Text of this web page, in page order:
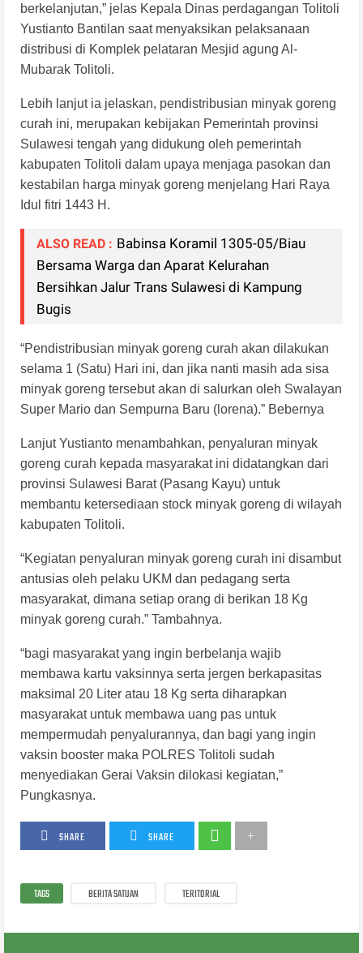
berkelanjutan,” jelas Kepala Dinas perdagangan Tolitoli
Yustianto Bantilan saat menyaksikan pelaksanaan
distribusi di Komplek pelataran Mesjid agung Al-
Mubarak Tolitoli.
Lebih lanjut ia jelaskan, pendistribusian minyak goreng
curah ini, merupakan kebijakan Pemerintah provinsi
Sulawesi tengah yang didukung oleh pemerintah
kabupaten Tolitoli dalam upaya menjaga pasokan dan
kestabilan harga minyak goreng menjelang Hari Raya
Idul fitri 1443 H.
ALSO READ : Babinsa Koramil 1305-05/Biau
Bersama Warga dan Aparat Kelurahan
Bersihkan Jalur Trans Sulawesi di Kampung
Bugis
“Pendistribusian minyak goreng curah akan dilakukan
selama 1 (Satu) Hari ini, dan jika nanti masih ada sisa
minyak goreng tersebut akan di salurkan oleh Swalayan
Super Mario dan Sempurna Baru (lorena).” Bebernya
Lanjut Yustianto menambahkan, penyaluran minyak
goreng curah kepada masyarakat ini didatangkan dari
provinsi Sulawesi Barat (Pasang Kayu) untuk
membantu ketersediaan stock minyak goreng di wilayah
kabupaten Tolitoli.
“Kegiatan penyaluran minyak goreng curah ini disambut
antusias oleh pelaku UKM dan pedagang serta
masyarakat, dimana setiap orang di berikan 18 Kg
minyak goreng curah.” Tambahnya.
“bagi masyarakat yang ingin berbelanja wajib
membawa kartu vaksinnya serta jergen berkapasitas
maksimal 20 Liter atau 18 Kg serta diharapkan
masyarakat untuk membawa uang pas untuk
mempermudah penyalurannya, dan bagi yang ingin
vaksin booster maka POLRES Tolitoli sudah
menyediakan Gerai Vaksin dilokasi kegiatan,”
Pungkasnya.
SHARE SHARE
TAGS BERITA SATUAN TERITORIAL